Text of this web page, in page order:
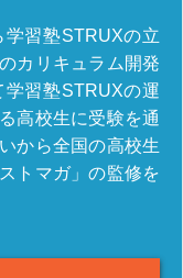
習塾STRUXの立
カリキュラム開発
習塾STRUXの運
高校生に受験を通
から全国の高校生
トマガ」の監修を